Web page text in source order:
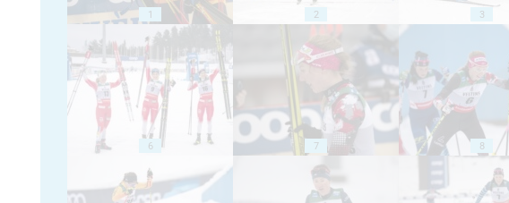
1 2 3
6 7 8